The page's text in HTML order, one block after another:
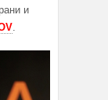
и
.